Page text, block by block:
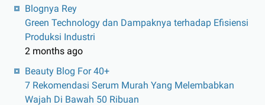
Blognya Rey
Green Technology dan Dampaknya terhadap Efisiensi
Produksi Industri
2 months ago
Beauty Blog For 40+
7 Rekomendasi Serum Murah Yang Melembabkan
Wajah Di Bawah 50 Ribuan